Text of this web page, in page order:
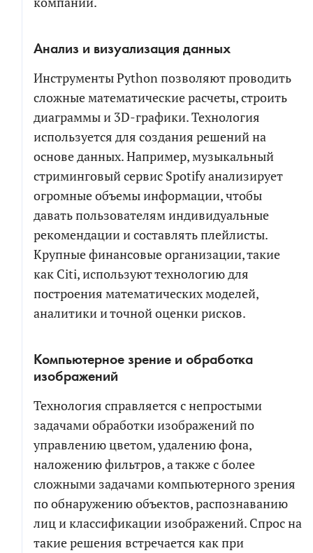
Анализ и визуализация данных
Инструменты Python позволяют проводить
сложные математические расчеты, строить
диаграммы и 3D-графики. Технология
используется для создания решений на
основе данных. Например, музыкальный
стриминговый сервис Spotify анализирует
огромные объемы информации, чтобы
давать пользователям индивидуальные
рекомендации и составлять плейлисты.
Крупные финансовые организации, такие
как Citi, используют технологию для
построения математических моделей,
аналитики и точной оценки рисков.
Компьютерное зрение и обработка
изображений
Технология справляется с непростыми
задачами обработки изображений по
управлению цветом, удалению фона,
наложению фильтров, а также с более
сложными задачами компьютерного зрения
по обнаружению объектов, распознаванию
лиц и классификации изображений. Спрос на
такие решения встречается как при
ПРИКРЕПИТЬ БРИФ ИЛИ ТЗ
ПОЛУЧИТЬ РАСЧЕТ
Я соглашаюсь на обработку персональных
данных в соответствии сполитикой обработки
персональных данных
Я согласен на получение информационных и
рекламных сообщений